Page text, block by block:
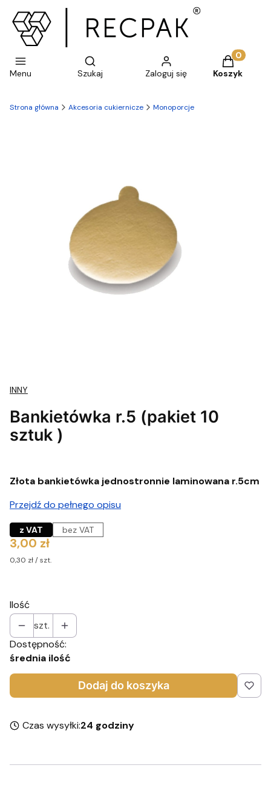
Menu
Otwórz wyszukiwarkę
Szukaj Zaloguj się
Produkty
Koszyk
Strona główna Akcesoria cukiernicze Monoporcje
INNY
Bankietówka r.5 (pakiet 10
sztuk )
Złota bankietówka jednostronnie laminowana r.5cm
Przejdź do pełnego opisu
z VAT bez VAT
Cena
3,00 zł
0,30 zł / szt.
Ilość
szt.
Dostępność:
średnia ilość
Dodaj do koszyka
Czas wysyłki:24 godziny